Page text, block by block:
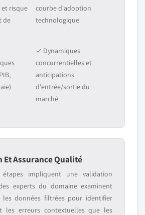
risque
de
courbe d'adoption
technologique
✓ Dynamiques
concurrentielles et
anticipations
d'entrée/sortie du
marché
Et Assurance Qualité
étapes impliquent une validation
experts du domaine examinent
les données filtrées pour identifier
les erreurs contextuelles que les